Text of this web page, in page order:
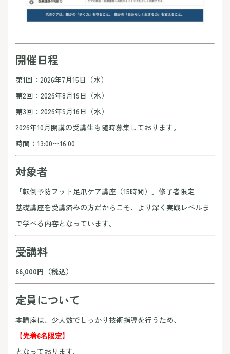
開催日程
第1回：2026年7月15日（水）
第2回：2026年8月19日（水）
第3回：2026年9月16日（水）
2026年10月開講の受講生も随時募集しております。
時間： 13:00〜16:00
対象者
「転倒予防フット足爪ケア講座（15時間）」修了者限定
基礎講座を受講済みの方だからこそ、より深く実践レベルま
で学べる内容となっています。
受講料
66,000円（税込）
定員について
本講座は、少人数でしっかり技術指導を行うため、
【先着6名限定】
となっております。